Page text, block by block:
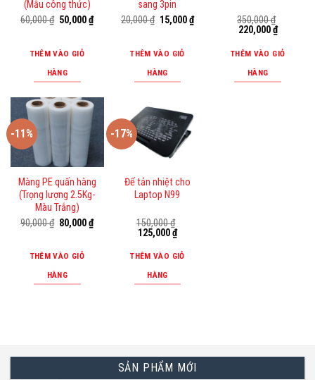
(Mẫu công thức)
60,000₫ Giá
gốc
60,000 ₫.
50,000₫Giá
hiện
THÊM VÀO GIỎ
HÀNG
sang 3pin
20,000₫ Giá
gốc
20,000 ₫.
15,000₫Giá
hiện
THÊM VÀO GIỎ
HÀNG
350,000₫
Giá
là:
350,000 ₫.
220,000₫Giá
hiện
tại
là:
THÊM VÀO GIỎ
HÀNG
-11%
Màng PE quấn hàng
(Trọng lượng 2.5Kg-
Màu Trắng)
90,000₫ Giá
gốc
90,000 ₫.
80,000₫Giá
hiện
THÊM VÀO GIỎ
HÀNG
-17%
Đế tản nhiệt cho
Laptop N99
150,000₫
Giá
là:
150,000 ₫.
125,000₫Giá
hiện
tại
là:
THÊM VÀO GIỎ
HÀNG
SẢN PHẨM MỚI